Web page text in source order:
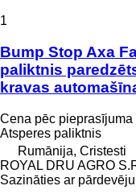
1
Bump Stop Axa
paliktnis
kravas
Cena pēc pieprasījuma
Atsperes paliktnis
Rumānija, Cristesti
ROYAL DRU AGRO
Sazināties ar pārdevēju